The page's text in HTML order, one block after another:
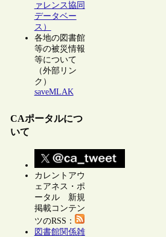
ァレンス協同
データベー
ス）
各地の図書館
等の被災情報
等について
（外部リン
ク）
saveMLAK
CAポータルにつ
いて
カレントアウ
ェアネス・ポ
ータル 新規
掲載コンテン
ツのRSS：
図書館関係雑